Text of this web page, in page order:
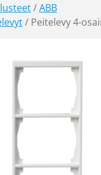
/ABB
/ Peitelevy 4-